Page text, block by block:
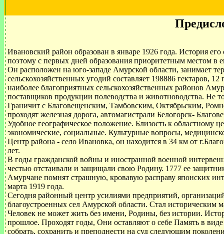
Ивановский район образован в январе 1926 года. История его
поэтому с первых дней образования приоритетным местом в
Он расположен на юго-западе Амурской области, занимает
сельскохозяйственных угодий составляет 198886 гектаров,
наиболее благоприятных сельскохозяйственных районов
поставщиков продукции полеводства и животноводства. Не
Граничит с Благовещенским, Тамбовским, Октябрьским,
проходят железная дорога, автомагистрали Белогорск-
Удобное географическое положение. Близость к областному
экономические, социальные. Культурные вопросы,
Центр района - село Ивановка, он находится в 34 км от
лет.
В годы гражданской войны и иностранной военной
честью отстаивали и защищали свою Родину. 1777 ее
Амурчане помнят страшную, кровавую расправу японских
марта 1919 года.
Сегодня районный центр усилиями предприятий,
благоустроенных сел Амурской области. Стал историческим
Человек не может жить без имени, Родины, без истории.
прошлое. Проходят годы, Они оставляют о себе Память в
собрать, сохранить и преподнести на суд следующим